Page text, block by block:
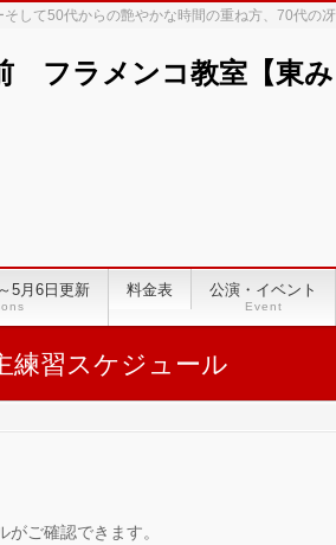
して50代からの艶やかな時間の重ね方、70代の
フラメンコ教室【東
5月6日更新 料金表 公演・イベント
Event
練習スケジュール
ご確認できます。